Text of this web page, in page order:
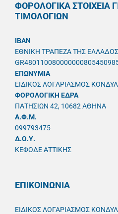
ΦΟΡΟΛΟΓΙΚΑ ΣΤΟΙΧΕΙΑ
ΤΙΜΟΛΟΓΙΩΝ
IBAN
ΕΘΝΙΚΗ ΤΡΑΠΕΖΑ ΤΗΣ ΕΛΛΑΔΟΣ
ΕΠΩΝΥΜΙΑ
ΕΙΔΙΚΟΣ ΛΟΓΑΡΙΑΣΜΟΣ
ΦΟΡΟΛΟΓΙΚΗ ΕΔΡΑ
ΠΑΤΗΣΙΩΝ 42, 10682 ΑΘΗΝΑ
A.Φ.Μ.
099793475
Δ.Ο.Υ.
ΚΕΦΟΔΕ ΑΤΤΙΚΗΣ
ΕΠΙΚΟΙΝΩΝΙΑ
ΕΙΔΙΚΟΣ ΛΟΓΑΡΙΑΣΜΟΣ